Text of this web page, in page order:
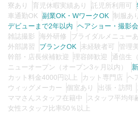
寮あり
育児休暇実績あり 託児所利用可
車通勤OK 副業OK・WワークOK 制服あり
デビューまで2年以内
ヘアショー・撮影
雑誌撮影
海外研修 ブライダルメニュー
外部講習
ブランクOK 未経験者可
管理
幹部・店長候補歓迎
理容師歓迎
通信生
ニューオープン（オープン3ヶ月以内）
カット料金4000円以上
カット専門店
ヘ
ウィッグメーカー
個室あり 出張・訪問
ママさんスタッフ在籍中
スタッフ平均年
女性スタッフ比率50％以上